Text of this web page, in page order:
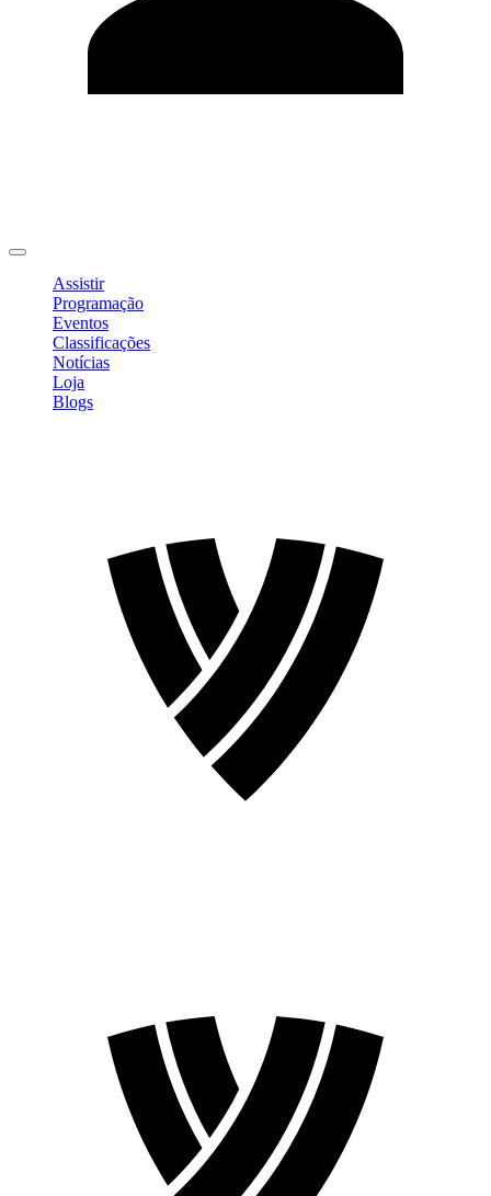
Assistir
Programação
Eventos
Classificações
Notícias
Loja
Blogs